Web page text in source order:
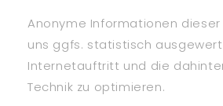
Anonyme Informationen
uns ggfs. statistisch
Internetauftritt und die
Technik zu optimieren.